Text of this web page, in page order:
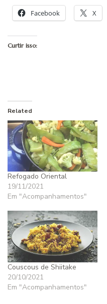
Facebook X
Curtir isso:
Related
Refogado Oriental
19/11/2021
Em "Acompanhamentos"
Couscous de Shiitake
20/10/2021
Em "Acompanhamentos"